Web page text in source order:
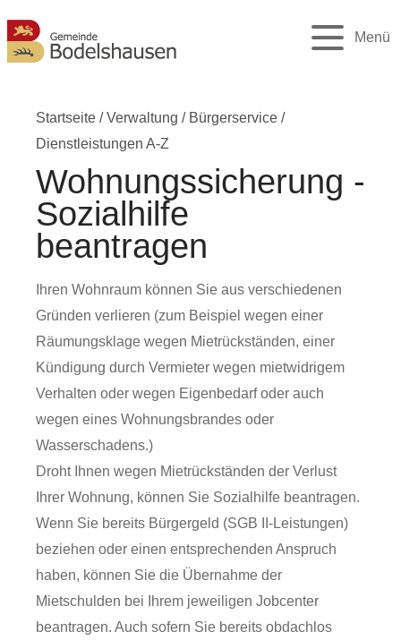
Menü
Startseite /Verwaltung / Bürgerservice /
Dienstleistungen A-Z
Wohnungssicherung -
Sozialhilfe
beantragen
Ihren Wohnraum können Sie aus verschiedenen
Gründen verlieren (zum Beispiel wegen einer
Räumungsklage wegen Mietrückständen, einer
Kündigung durch Vermieter wegen mietwidrigem
Verhalten oder wegen Eigenbedarf oder auch
wegen eines Wohnungsbrandes oder
Wasserschadens.)
Droht Ihnen wegen Mietrückständen der Verlust
Ihrer Wohnung, können Sie Sozialhilfe beantragen.
Wenn Sie bereits Bürgergeld (SGB II-Leistungen)
beziehen oder einen entsprechenden Anspruch
haben, können Sie die Übernahme der
Mietschulden bei Ihrem jeweiligen Jobcenter
beantragen. Auch sofern Sie bereits obdachlos